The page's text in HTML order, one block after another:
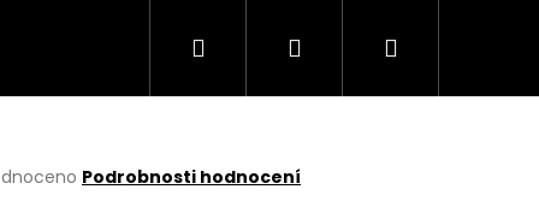
Hledat PřihlášeníNákupní
Podrobnosti hodnocení